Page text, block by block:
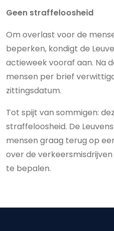
Geen straffeloosheid
Om overlast voor de
beperken, kondigt de
actieweek vooraf aan. Na
mensen per brief
zittingsdatum.
Tot spijt van sommigen:
straffeloosheid. De
mensen graag terug op
over de
te bepalen.